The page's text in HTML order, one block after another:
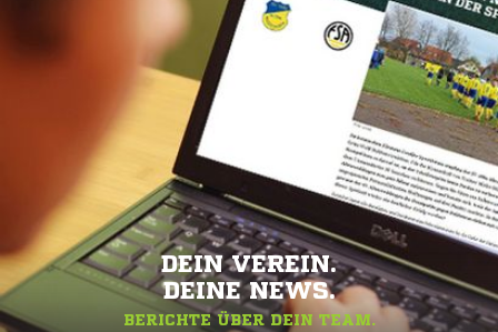
DEIN VEREIN.
DEINE NEWS.
BERICHTE ÜBER DEIN TEAM.